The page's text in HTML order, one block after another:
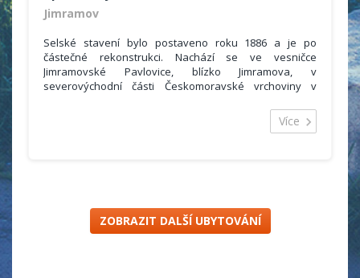
Jimramov
Selské stavení bylo postaveno roku 1886 a je po
částečné rekonstrukci. Nachází se ve vesničce
Jimramovské Pavlovice, blízko Jimramova, v
severovýchodní části Českomoravské vrchoviny v
malebném údolí obklopeném mnoha kopci, z nichž
Více
ZOBRAZIT DALŠÍ UBYTOVÁNÍ